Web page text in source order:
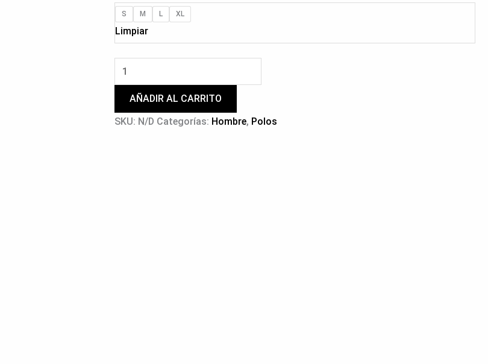
S M L XL
Limpiar
AÑADIR AL CARRITO
SKU: N/D Categorías: Hombre, Polos